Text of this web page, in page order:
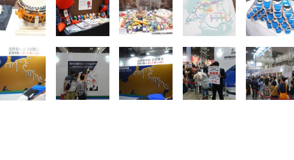
Sezlife オフィスチェア デスク
チェア 疲れない テレワーク
チェア 強化バックレスト 30
子 腰サポート 90度跳ね上げ
式アームレスト 3Dヘッドレス
ト ハンガー付き 高反発クッシ
ョン PCチェア 通気性メッシ
ュ ゲーミング/勉強/事務用 お
しゃれ パソコンチェア (ブラ
￥7,680
Sezlife オフィスチェア デスク
チェア 疲れない テレワーク
チェア 強化バックレスト 30度
腰サポート 90度跳ね上げ式ア
ームレスト 3Dヘッドレスト
ハンガー付き 高反発クッショ
ン PCチェア 通気性メッシュ
ゲーミング/勉強/事務用 おし
ゃれ パソコンチェア (ホワイ
￥7,680
ANDWINT オフィスチェ
ア デスクチェア 肘なし メ
ッシュ 通気性 ランバーサ
ポート付き 腰サポート ガ
転 キャスター付き コンパ
クト 幅52×奥行58.5×高さ
84～96cm テレワーク 在
宅勤務 ブラック
【純正品】27"ゲーミングモ
ニター DualSense 充電フッ
ク付き（CFI-ZDM1J）
【整備済み品】Dell
E2724HS 27インチ 液晶モ
ニター フル
HD（1920×1080）VA 非光
スピーカー内蔵 高さ調整 ス
イベル VESA対応
ComfortView ビジネス向け
￥15,800
【MiniLED/24.5inch/280Hz/FHD】
GRAPHT THE SHOOTER
Gaming Monitor 24” Essential ゲ
ーミングモニター QD 24.5インチ
年保証 | 輝点保証 | 日本メーカー)
ネオ・ルーライフ ネオ・オム
ツ L 中型犬用 26枚入り 単品
￥1,800
Smart Basic(スマートベーシ
ック) 【Amazon.co.jp限定】
Smart Basic アイリスオーヤマ
ワイド 100枚入 (x 1) (ケース
販売)
￥3,670
アイリスオーヤマ ペット
シーツ 超厚型 お徳用 レギ
ュラー 200枚入
【Amazon.co.jp限定】